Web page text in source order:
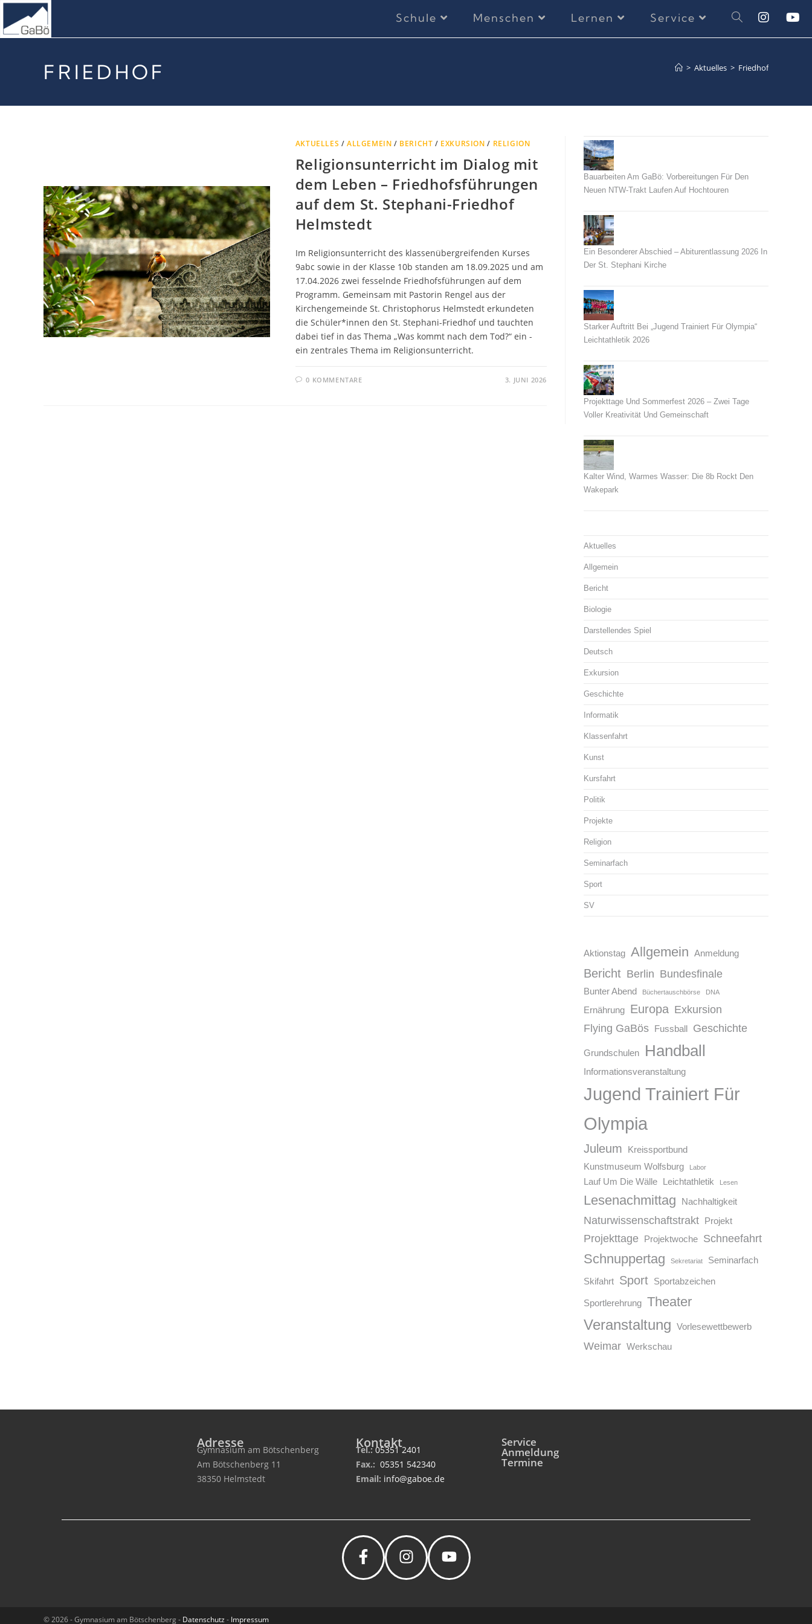
Schule Menschen Lernen Service
FRIEDHOF > Aktuelles > Friedhof
AKTUELLES /ALLGEMEIN / BERICHT / EXKURSION / RELIGION
Religionsunterricht im Dialog mit
dem Leben – Friedhofsführungen
auf dem St. Stephani-Friedhof
Helmstedt
Im Religionsunterricht des klassenübergreifenden Kurses
9abc sowie in der Klasse 10b standen am 18.09.2025 und am
17.04.2026 zwei fesselnde Friedhofsführungen auf dem
Programm. Gemeinsam mit Pastorin Rengel aus der
Kirchengemeinde St. Christophorus Helmstedt erkundeten
die Schüler*innen den St. Stephani-Friedhof und tauchten
dabei tief in das Thema „Was kommt nach dem Tod?“ ein -
ein zentrales Thema im Religionsunterricht.
0 KOMMENTARE 3. JUNI 2026
Bauarbeiten Am GaBö: Vorbereitungen Für Den
Neuen NTW-Trakt Laufen Auf Hochtouren
Ein Besonderer Abschied – Abiturentlassung 2026 In
Der St. Stephani Kirche
Starker Auftritt Bei „Jugend Trainiert Für Olympia“
Leichtathletik 2026
Projekttage Und Sommerfest 2026 – Zwei Tage
Voller Kreativität Und Gemeinschaft
Kalter Wind, Warmes Wasser: Die 8b Rockt Den
Wakepark
Aktuelles
Allgemein
Bericht
Biologie
Darstellendes Spiel
Deutsch
Exkursion
Geschichte
Informatik
Klassenfahrt
Kunst
Kursfahrt
Politik
Projekte
Religion
Seminarfach
Sport
SV
Aktionstag Allgemein Anmeldung
Bericht Berlin Bundesfinale
Bunter Abend Büchertauschbörse DNA
Ernährung Europa Exkursion
Flying GaBös Fussball Geschichte
Grundschulen Handball
Informationsveranstaltung
Jugend Trainiert Für
Olympia
Juleum
Kreissportbund
Kunstmuseum Wolfsburg
Labor
Lauf Um Die Wälle Leichtathletik Lesen
Lesenachmittag Nachhaltigkeit
Naturwissenschaftstrakt Projekt
Projekttage Projektwoche Schneefahrt
Schnuppertag Sekretariat Seminarfach
Skifahrt Sport Sportabzeichen
Sportlerehrung Theater
Veranstaltung Vorlesewettbewerb
Weimar Werkschau
Adresse
Gymnasium am Bötschenberg
Am Bötschenberg 11
38350 Helmstedt
Kontakt
Tel.:05351 2401
Fax.: 05351 542340
Email: info@gaboe.de
Service
Anmeldung
Termine
© 2026 - Gymnasium am Bötschenberg - Datenschutz - Impressum